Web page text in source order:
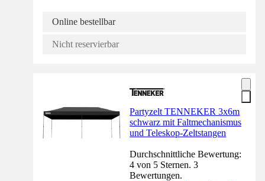
Online bestellbar
Nicht reservierbar
Partyzelt TENNEKER 3x6m
schwarz mit Faltmechanismus
und Teleskop-Zeltstangen
Durchschnittliche Bewertung:
4 von 5 Sternen. 3
Bewertungen.